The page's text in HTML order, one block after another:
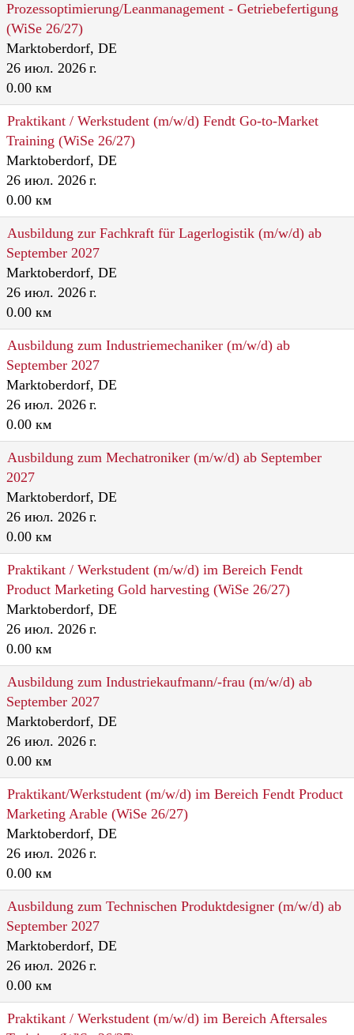
Prozessoptimierung/Leanmanagement - Getriebefertigung
(WiSe 26/27)
Marktoberdorf, DE
26 июл. 2026 г.
0.00 км
Praktikant / Werkstudent (m/w/d) Fendt Go-to-Market
Training (WiSe 26/27)
Marktoberdorf, DE
26 июл. 2026 г.
0.00 км
Ausbildung zur Fachkraft für Lagerlogistik (m/w/d) ab
September 2027
Marktoberdorf, DE
26 июл. 2026 г.
0.00 км
Ausbildung zum Industriemechaniker (m/w/d) ab
September 2027
Marktoberdorf, DE
26 июл. 2026 г.
0.00 км
Ausbildung zum Mechatroniker (m/w/d) ab September
2027
Marktoberdorf, DE
26 июл. 2026 г.
0.00 км
Praktikant / Werkstudent (m/w/d) im Bereich Fendt
Product Marketing Gold harvesting (WiSe 26/27)
Marktoberdorf, DE
26 июл. 2026 г.
0.00 км
Ausbildung zum Industriekaufmann/-frau (m/w/d) ab
September 2027
Marktoberdorf, DE
26 июл. 2026 г.
0.00 км
Praktikant/Werkstudent (m/w/d) im Bereich Fendt Product
Marketing Arable (WiSe 26/27)
Marktoberdorf, DE
26 июл. 2026 г.
0.00 км
Ausbildung zum Technischen Produktdesigner (m/w/d) ab
September 2027
Marktoberdorf, DE
26 июл. 2026 г.
0.00 км
Praktikant / Werkstudent (m/w/d) im Bereich Aftersales